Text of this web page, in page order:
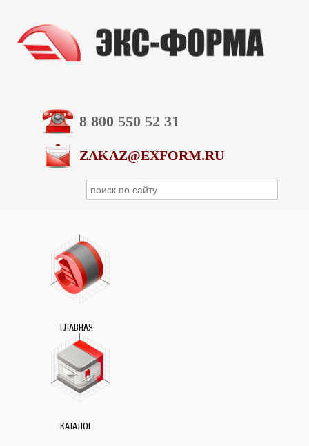
8 800 550 52 31
ZAKAZ@EXFORM.RU
ГЛАВНАЯ
КАТАЛОГ